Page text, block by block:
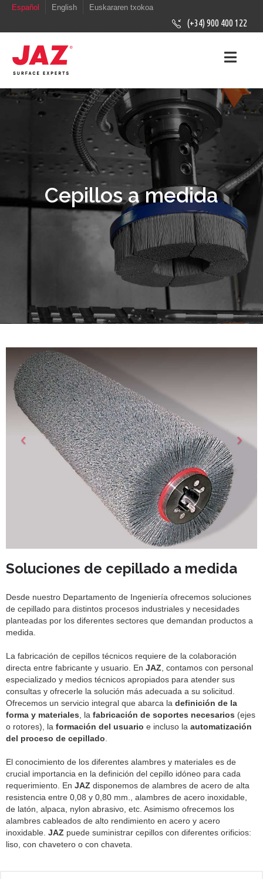
Español English Euskararen txokoa
(+34) 900 400 122
Cepillos a medida
Soluciones de cepillado a medida
Desde nuestro Departamento de Ingeniería ofrecemos soluciones
de cepillado para distintos procesos industriales y necesidades
planteadas por los diferentes sectores que demandan productos a
medida.
La fabricación de cepillos técnicos requiere de la colaboración
directa entre fabricante y usuario. En JAZ, contamos con personal
especializado y medios técnicos apropiados para atender sus
consultas y ofrecerle la solución más adecuada a su solicitud.
Ofrecemos un servicio integral que abarca la definición de la
forma y materiales, la fabricación de soportes necesarios (ejes
o rotores), la formación del usuario e incluso la automatización
del proceso de cepillado.
El conocimiento de los diferentes alambres y materiales es de
crucial importancia en la definición del cepillo idóneo para cada
requerimiento. En JAZ disponemos de alambres de acero de alta
resistencia entre 0,08 y 0,80 mm., alambres de acero inoxidable,
de latón, alpaca, nylon abrasivo, etc. Asimismo ofrecemos los
alambres cableados de alto rendimiento en acero y acero
inoxidable. JAZ puede suministrar cepillos con diferentes orificios:
liso, con chavetero o con chaveta.